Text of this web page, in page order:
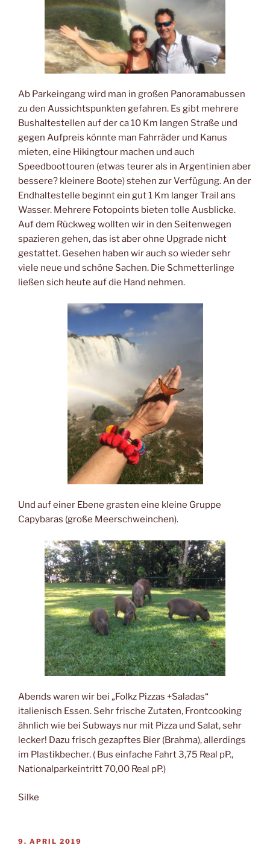
Ab Parkeingang wird man in großen Panoramabussen
zu den Aussichtspunkten gefahren. Es gibt mehrere
Bushaltestellen auf der ca 10 Km langen Straße und
gegen Aufpreis könnte man Fahrräder und Kanus
mieten, eine Hikingtour machen und auch
Speedboottouren (etwas teurer als in Argentinien aber
bessere? kleinere Boote) stehen zur Verfügung. An der
Endhaltestelle beginnt ein gut 1 Km langer Trail ans
Wasser. Mehrere Fotopoints bieten tolle Ausblicke.
Auf dem Rückweg wollten wir in den Seitenwegen
spazieren gehen, das ist aber ohne Upgrade nicht
gestattet. Gesehen haben wir auch so wieder sehr
viele neue und schöne Sachen. Die Schmetterlinge
ließen sich heute auf die Hand nehmen.
Und auf einer Ebene grasten eine kleine Gruppe
Capybaras (große Meerschweinchen).
Abends waren wir bei „Folkz Pizzas +Saladas“
italienisch Essen. Sehr frische Zutaten, Frontcooking
ähnlich wie bei Subways nur mit Pizza und Salat, sehr
lecker! Dazu frisch gezapftes Bier (Brahma), allerdings
im Plastikbecher. ( Bus einfache Fahrt 3,75 Real pP.,
Nationalparkeintritt 70,00 Real pP.)
Silke
VERÖFFENTLICHT
9. APRIL 2019